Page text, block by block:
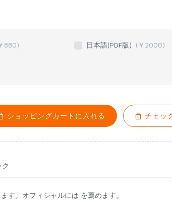
880) 日本語(PDF版) (￥ 2000)
ショッピングカートに入れる チェッ
す。オフィシャルには を薦めます。